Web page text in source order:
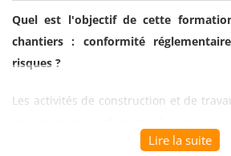
Quel est l'objectif de cette
chantiers : conformité
risques ?
Les activités de construction et de
vigilance constante et une maîtrise
Lire la suite